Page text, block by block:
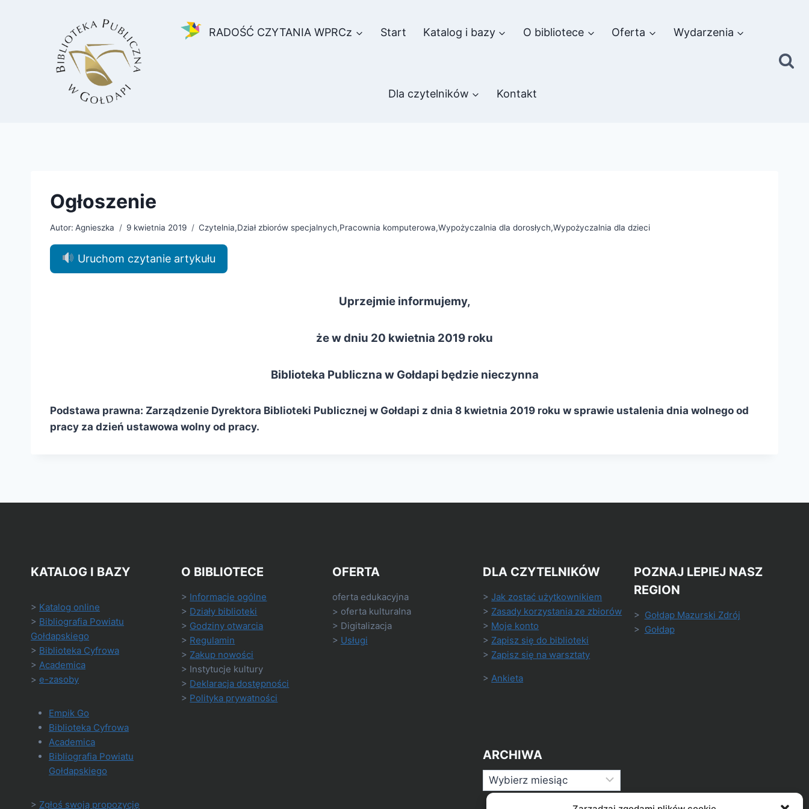
RADOŚĆ CZYTANIA WPRCz Start Katalog i bazy O bibliotece Oferta Wydarzenia
Dla czytelników Kontakt
Ogłoszenie
Autor: Agnieszka 9 kwietnia 2019 Czytelnia,Dział zbiorów specjalnych,Pracownia komputerowa,Wypożyczalnia dla dorosłych,Wypożyczalnia dla dzieci
Uruchom czytanie artykułu
Uprzejmie informujemy,
że w dniu 20 kwietnia 2019 roku
Biblioteka Publiczna w Gołdapi będzie nieczynna
Podstawa prawna: Zarządzenie Dyrektora Biblioteki Publicznej w Gołdapi z dnia 8 kwietnia 2019 roku w sprawie ustalenia dnia wolnego od
pracy za dzień ustawowa wolny od pracy.
KATALOG I BAZY
> Katalog online
> Bibliografia Powiatu
Gołdapskiego
> Biblioteka Cyfrowa
> Academica
> e-zasoby
Empik Go
Biblioteka Cyfrowa
Academica
Bibliografia Powiatu
Gołdapskiego
> Zgłoś swoją propozycję
O BIBLIOTECE
> Informacje ogólne
> Działy biblioteki
> Godziny otwarcia
> Regulamin
> Zakup nowości
> Instytucje kultury
> Deklaracja dostępności
> Polityka prywatności
OFERTA
oferta edukacyjna
> oferta kulturalna
> Digitalizacja
> Usługi
DLA CZYTELNIKÓW
>Jak zostać użytkownikiem
> Zasady korzystania ze zbiorów
> Moje konto
> Zapisz się do biblioteki
> Zapisz się na warsztaty
> Ankieta
ARCHIWA
Archiwa
POZNAJ LEPIEJ NASZ
REGION
> Gołdap Mazurski Zdrój
> Gołdap